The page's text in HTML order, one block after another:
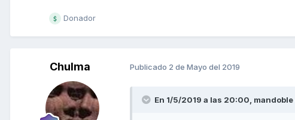
Donador
Chulma Publicado 2 de Mayo del 2019
En 1/5/2019 a las 20:00, mandoble